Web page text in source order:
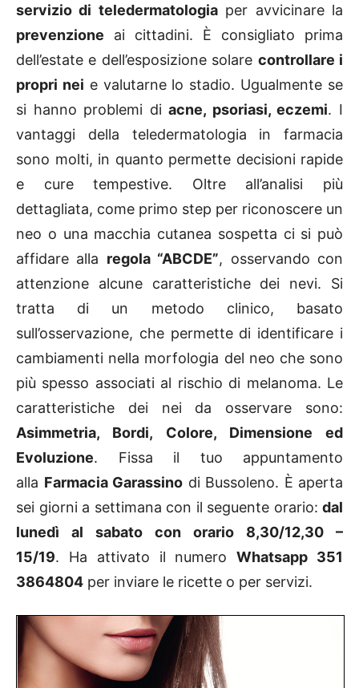
servizio di teledermatologiaper avvicinare la
prevenzione ai cittadini. È consigliato prima
dell’estate e dell’esposizione solare controllare i
propri nei e valutarne lo stadio. Ugualmente se
si hanno problemi diacne, psoriasi, eczemi. I
vantaggi della teledermatologia in farmacia
sono molti, in quanto permette decisioni rapide
e cure tempestive. Oltre all’analisi più
dettagliata, come primo step per riconoscere un
neo o una macchia cutanea sospetta ci si può
affidare alla regola “ABCDE”, osservando con
attenzione alcune caratteristiche dei nevi. Si
tratta di un metodo clinico, basato
sull’osservazione, che permette di identificare i
cambiamenti nella morfologia del neo che sono
più spesso associati al rischio di melanoma. Le
caratteristiche dei nei da osservare sono:
Asimmetria, Bordi, Colore, Dimensione ed
Evoluzione. Fissa il tuo appuntamento
alla Farmacia Garassino di Bussoleno. È aperta
sei giorni a settimana con il seguente orario: dal
lunedì al sabato con orario 8,30/12,30 –
15/19. Ha attivato il numeroWhatsapp 351
3864804 per inviare le ricette o per servizi.